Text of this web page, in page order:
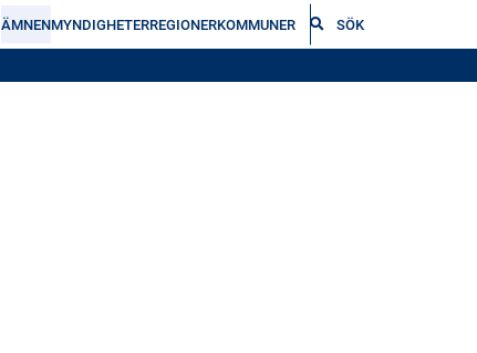
ÄMNENMYNDIGHETERREGIONERKOMMUNER SÖK